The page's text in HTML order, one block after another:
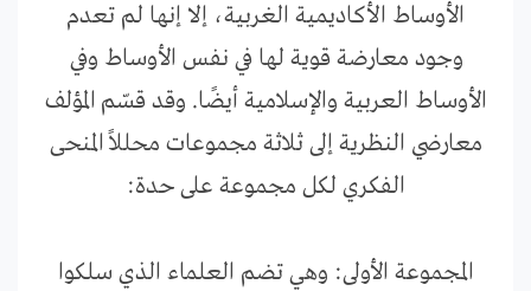
الأوساط الأكاديمية الغربية، إلا إنها لم تعدم
وجود معارضة قوية لها في نفس الأوساط وفي
الأوساط العربية والإسلامية أيضًا. وقد قسّم المؤلف
معارضي النظرية إلى ثلاثة مجموعات محللاً المنحى
الفكري لكل مجموعة على حدة:
المجموعة الأولى: وهي تضم العلماء الذي سلكوا